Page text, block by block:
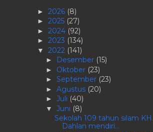
► 2026 (8)
► 2025 (27)
► 2024 (92)
► 2023 (134)
▼ 2022 (141)
► Desember (15)
► Oktober (23)
► September (23)
► Agustus (20)
► Juli (40)
▼ Juni (8)
Sekolah 109 tahun silam
Dahlan mendiri...